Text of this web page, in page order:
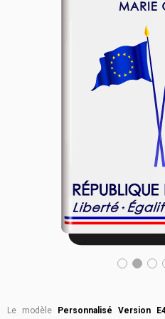
Le modèle Personnalisé Version